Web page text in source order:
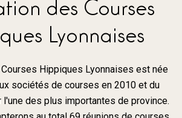
des Courses
Lyonnaises
Hippiques Lyonnaises est née
sociétés de courses en 2010 et du
l'une des plus importantes de province.